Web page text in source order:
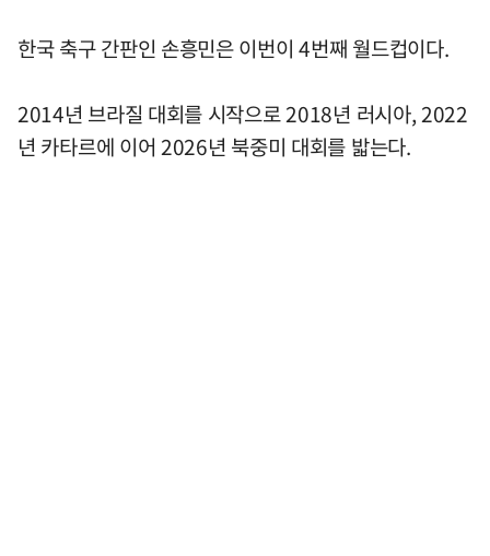
한국 축구 간판인 손흥민은 이번이 4번째 월드컵이다.
2014년 브라질 대회를 시작으로 2018년 러시아, 2022
년 카타르에 이어 2026년 북중미 대회를 밟는다.